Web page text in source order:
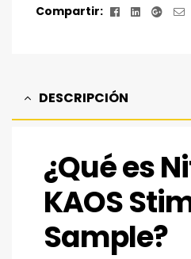
Compartir:
Facebook
Linkedin
DESCRIPCIÓN
¿Qué es
KAOS
Sample?